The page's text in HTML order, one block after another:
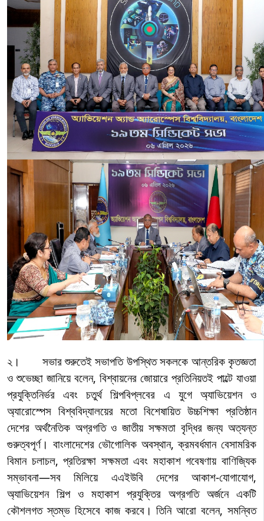
২। সভার শুরুতেই সভাপতি উপস্থিত সকলকে আন্তরিক কৃতজ্ঞতা
ও শুভেচ্ছা জানিয়ে বলেন, বিশ্বায়নের জোয়ারে প্রতিনিয়তই পাল্টে যাওয়া
প্রযুক্তিনির্ভর এবং চতুর্থ শিল্পবিপ্লবের এ যুগে অ্যাভিয়েশন ও
অ্যারোস্পেস বিশ্ববিদ্যালয়ের মতো বিশেষায়িত উচ্চশিক্ষা প্রতিষ্ঠান
দেশের অর্থনৈতিক অগ্রগতি ও জাতীয় সক্ষমতা বৃদ্ধির জন্য অত্যন্ত
গুরুত্বপূর্ণ। বাংলাদেশের ভৌগোলিক অবস্থান, ক্রমবর্ধমান বেসামরিক
বিমান চলাচল, প্রতিরক্ষা সক্ষমতা এবং মহাকাশ গবেষণায় বাণিজ্যিক
সম্ভাবনা—সব মিলিয়ে এএইউবি দেশের আকাশ-যোগাযোগ,
অ্যাভিয়েশন শিল্প ও মহাকাশ প্রযুক্তির অগ্রগতি অর্জনে একটি
কৌশলগত স্তম্ভ হিসেবে কাজ করবে। তিনি আরো বলেন, সমন্বিত